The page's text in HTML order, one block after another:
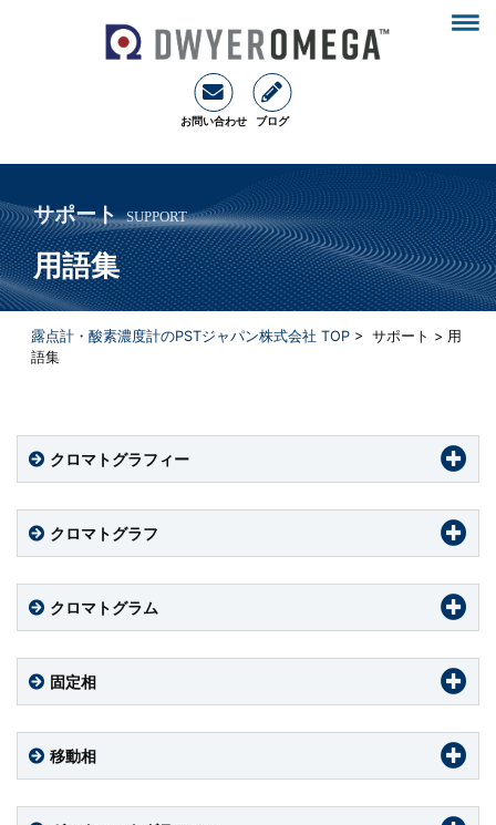
お問い合わせ ブログ
サポート SUPPORT
用語集
露点計・酸素濃度計のPSTジャパン株式会社 TOP> サポート > 用
語集
クロマトグラフィー
クロマトグラフ
クロマトグラム
固定相
移動相